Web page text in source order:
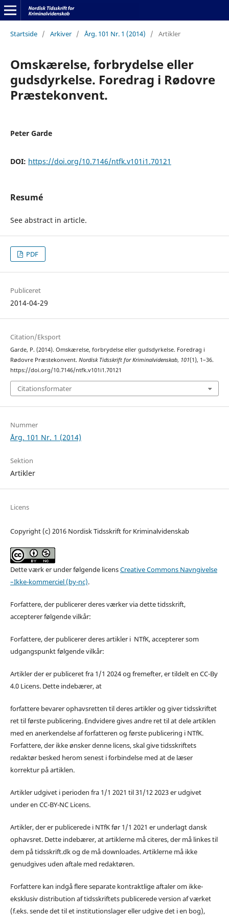
Startside / Arkiver / Årg. 101 Nr. 1 (2014) / Artikler
Omskærelse, forbrydelse eller
gudsdyrkelse. Foredrag i Rødovre
Præstekonvent.
Peter Garde
DOI: https://doi.org/10.7146/ntfk.v101i1.70121
Resumé
See abstract in article.
PDF
Publiceret
2014-04-29
Citation/Eksport
Garde, P. (2014). Omskærelse, forbrydelse eller gudsdyrkelse. Foredrag i
Rødovre Præstekonvent. Nordisk Tidsskrift for Kriminalvidenskab, 101(1), 1–36.
https://doi.org/10.7146/ntfk.v101i1.70121
Citationsformater
Nummer
Årg. 101 Nr. 1 (2014)
Sektion
Artikler
Licens
Copyright (c) 2016 Nordisk Tidsskrift for Kriminalvidenskab
Dette værk er under følgende licensCreative Commons Navngivelse
–Ikke-kommerciel (by-nc).
Forfattere, der publicerer deres værker via dette tidsskrift,
accepterer følgende vilkår:
Forfattere, der publicerer deres artikler i NTfK, accepterer som
udgangspunkt følgende vilkår:
Artikler der er publiceret fra 1/1 2024 og fremefter, er tildelt en CC-By
4.0 Licens. Dette indebærer, at
forfattere bevarer ophavsretten til deres artikler og giver tidsskriftet
ret til første publicering. Endvidere gives andre ret til at dele artiklen
med en anerkendelse af forfatteren og første publicering i NTfK.
Forfattere, der ikke ønsker denne licens, skal give tidsskriftets
redaktør besked herom senest i forbindelse med at de læser
korrektur på artiklen.
Artikler udgivet i perioden fra 1/1 2021 til 31/12 2023 er udgivet
under en CC-BY-NC Licens.
Artikler, der er publicerede i NTfK før 1/1 2021 er underlagt dansk
ophavsret. Dette indebærer, at artiklerne må citeres, der må linkes til
dem på tidsskrift.dk og de må downloades. Artiklerne må ikke
genudgives uden aftale med redaktøren.
Forfattere kan indgå flere separate kontraktlige aftaler om ikke-
eksklusiv distribution af tidsskriftets publicerede version af værket
(f.eks. sende det til et institutionslager eller udgive det i en bog),